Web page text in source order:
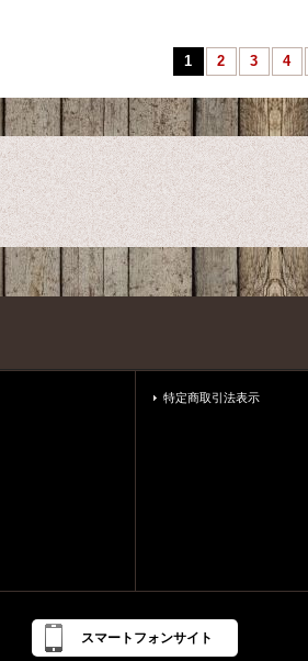
1 2 3 4
特定商取引法表示
スマートフォンサイト